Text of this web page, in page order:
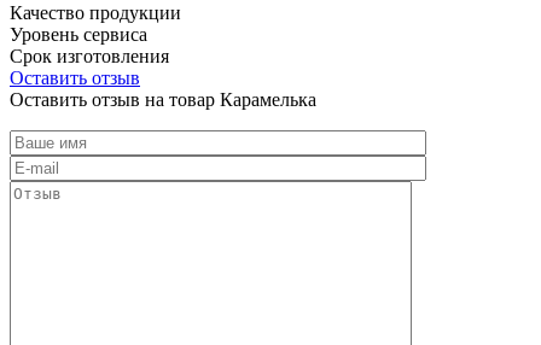
Качество продукции
Уровень сервиса
Срок изготовления
Оставить отзыв
Оставить отзыв на товар Карамелька